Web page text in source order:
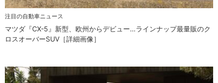
注目の自動車ニュース
マツダ『CX-5』新型、欧州からデビュー…ラインナップ最量販のク
ロスオーバーSUV［詳細画像］